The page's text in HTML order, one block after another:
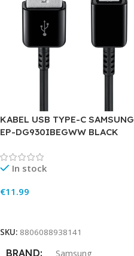
KABEL USB TYPE-C SAMSUNG
EP-DG930IBEGWW BLACK
In stock
€11.99
SKU: 8806088938141
BRAND Samsung